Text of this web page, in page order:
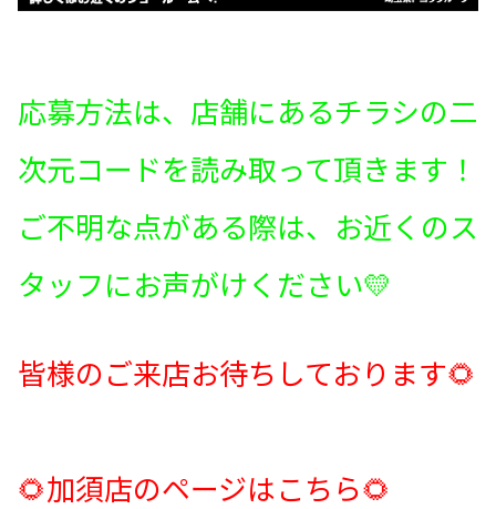
応募方法は、店舗にあるチラシの二
次元コードを読み取って頂きます！
ご不明な点がある際は、お近くのス
タッフにお声がけください💛
皆様のご来店お待ちしております🌻
🌻加須店のページはこちら🌻